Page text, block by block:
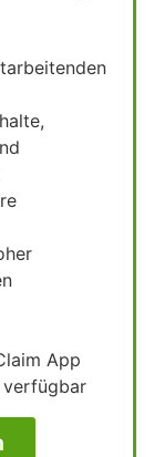
App
verfügbar